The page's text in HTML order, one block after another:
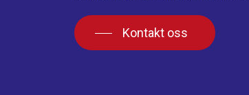
Kontakt oss